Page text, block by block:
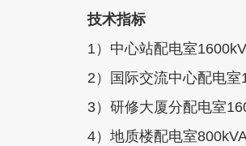
技术指标
1）中心站配电室
2）国际交流中心配电室
3）研修大厦分配电室
4）地质楼配电室